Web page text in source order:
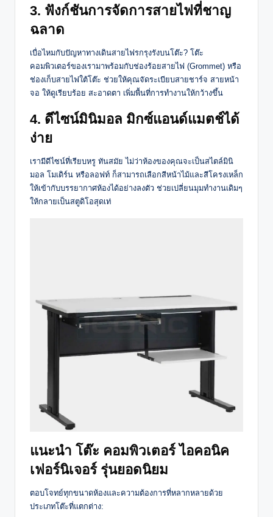
3. ฟังก์ชันการจัดการสายไฟที่ชาญ
ฉลาด
เบื่อไหมกับปัญหาทางเดินสายไฟรกรุงรังบนโต๊ะ? โต๊ะ
คอมพิวเตอร์ของเรามาพร้อมกับช่องร้อยสายไฟ (Grommet) หรือ
ช่องเก็บสายไฟใต้โต๊ะ ช่วยให้คุณจัดระเบียบสายชาร์จ สายหน้า
จอ ให้ดูเรียบร้อย สะอาดตา เพิ่มพื้นที่การทำงานให้กว้างขึ้น
4. ดีไซน์มินิมอล มิกซ์แอนด์แมตช์ได้
ง่าย
เรามีดีไซน์ที่เรียบหรู ทันสมัย ไม่ว่าห้องของคุณจะเป็นสไตล์มินิ
มอล โมเดิร์น หรือลอฟท์ ก็สามารถเลือกสีหน้าไม้และสีโครงเหล็ก
ให้เข้ากับบรรยากาศห้องได้อย่างลงตัว ช่วยเปลี่ยนมุมทำงานเดิมๆ
ให้กลายเป็นสตูดิโอสุดเท่
แนะนำ โต๊ะ คอมพิวเตอร์ ไอคอนิค
เฟอร์นิเจอร์ รุ่นยอดนิยม
ตอบโจทย์ทุกขนาดห้องและความต้องการที่หลากหลายด้วย
ประเภทโต๊ะที่แตกต่าง: